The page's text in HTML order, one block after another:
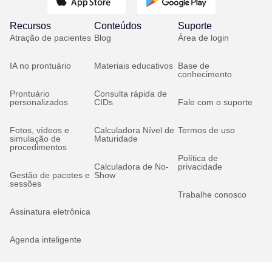
Recursos
Atração de pacientes
IA no prontuário
Prontuário
personalizados
Fotos, vídeos e
simulação de
procedimentos
Gestão de pacotes e
sessões
Assinatura eletrônica
Agenda inteligente
Conteúdos
Blog
Materiais educativos
Consulta rápida de
CIDs
Calculadora Nível de
Maturidade
Calculadora de No-
Show
Suporte
Área de login
Base de
conhecimento
Fale com o suporte
Termos de uso
Política de
privacidade
Trabalhe conosco